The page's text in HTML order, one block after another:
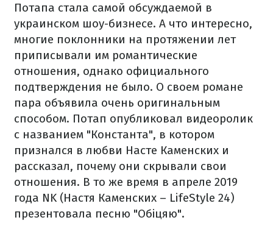
Потапа стала самой обсуждаемой в
украинском шоу-бизнесе. А что интересно,
многие поклонники на протяжении лет
приписывали им романтические
отношения, однако официального
подтверждения не было. О своем романе
пара объявила очень оригинальным
способом. Потап опубликовал видеоролик
с названием "Константа", в котором
признался в любви Насте Каменских и
рассказал, почему они скрывали свои
отношения. В то же время в апреле 2019
года NK (Настя Каменских – LifeStyle 24)
презентовала песню "Обіцяю".